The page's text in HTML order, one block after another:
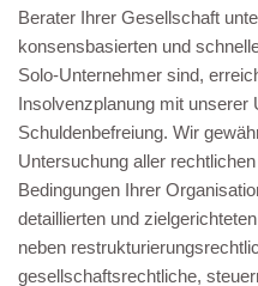
Berater Ihrer Gesellschaft
konsensbasierten und
Solo-Unternehmer sind,
Insolvenzplanung mit unserer
Schuldenbefreiung. Wir
Untersuchung aller
Bedingungen Ihrer
detaillierten und
neben
gesellschaftsrechtliche,